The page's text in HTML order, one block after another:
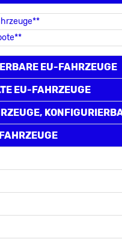
EU-FAHRZEUGE
EU-FAHRZEUGE